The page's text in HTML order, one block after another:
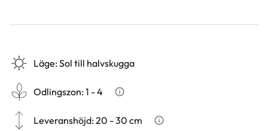
Läge:Sol till halvskugga
Odlingszon:1 - 4 Vad är odlingszon?
Leveranshöjd:20 - 30 cm Hur vi mäter leveranshöjd på